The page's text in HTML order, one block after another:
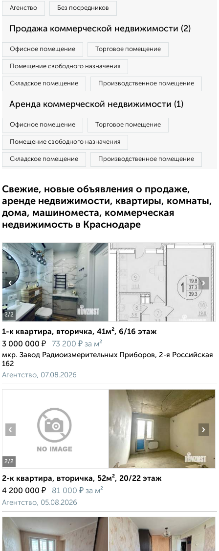
Агенство Без посредников
Продажа коммерческой недвижимости (2)
Офисное помещение Торговое помещение
Помещение свободного назначения
Складское помещение Производственное помещение
Аренда коммерческой недвижимости (1)
Офисное помещение Торговое помещение
Помещение свободного назначения
Складское помещение Производственное помещение
Свежие, новые объявления о продаже,
аренде недвижимости, квартиры, комнаты,
дома, машиноместа, коммерческая
недвижимость в Краснодаре
2/2
‹ ›
1-к квартира, вторичка, 41м², 6/16 этаж
3 000 000 ₽ 73 200 ₽ за м²
мкр. Завод Радиоизмерительных Приборов, 2-я Российская
162
Агентство, 07.08.2026
2/2
‹ ›
2-к квартира, вторичка, 52м², 20/22 этаж
4 200 000 ₽ 81 000 ₽ за м²
Агентство, 05.08.2026